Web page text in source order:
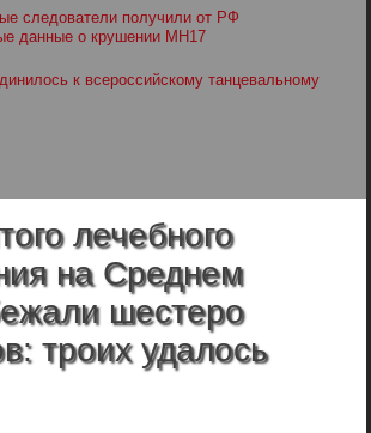
следователи получили от РФ
данные о крушении MH17
к всероссийскому танцевальному
лечебного
на Среднем
шестеро
троих удалось